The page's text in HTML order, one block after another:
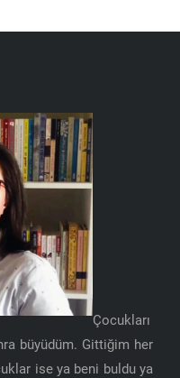
Çocukları
büyüdüm. Gittiğim her
ise ya beni buldu ya